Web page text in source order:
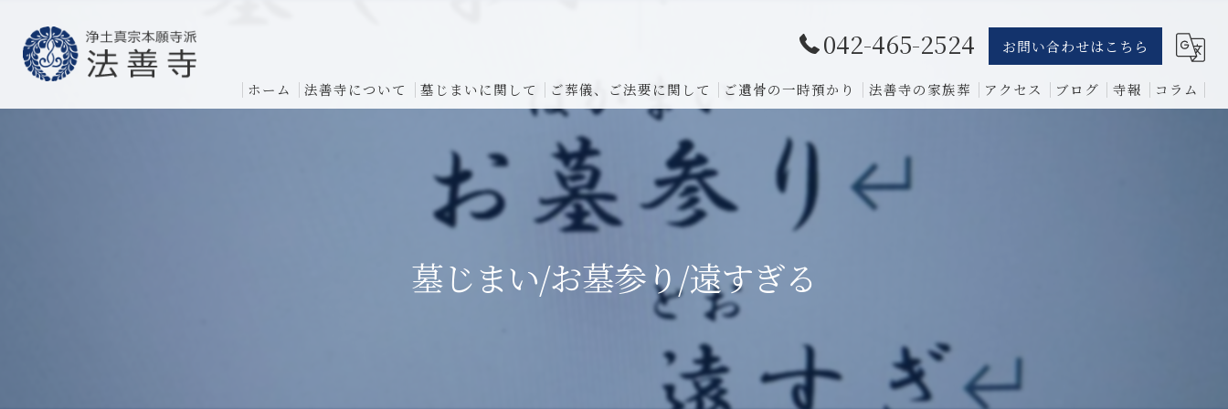
042-465-2524 お問い合わせはこちら
ホーム 法善寺について 墓じまいに関して ご葬儀、ご法要に関して ご遺骨の一時預かり 法善寺の家族葬
骨葬
アクセス ブログ 寺報 コラム
墓じまい/お墓参り/遠すぎる